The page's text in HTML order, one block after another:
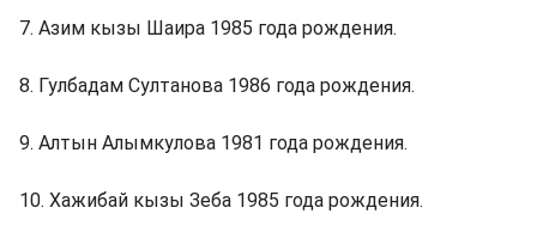
7. Азим кызы Шаира 1985 года рождения.
8. Гулбадам Султанова 1986 года рождения.
9. Алтын Алымкулова 1981 года рождения.
10. Хажибай кызы Зеба 1985 года рождения.